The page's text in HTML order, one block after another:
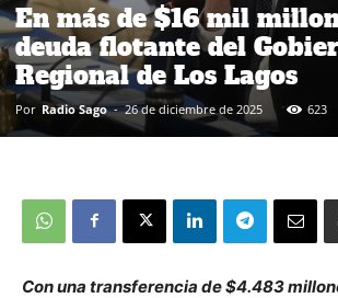
En más de $16 mil
deuda flotante del
Regional de Los Lagos
Por Radio Sago - 26 de diciembre de 2025 623
Con una transferencia de $4.483